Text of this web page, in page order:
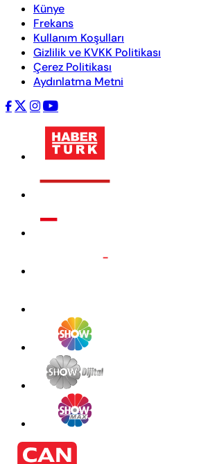
Künye
Frekans
Kullanım Koşulları
Gizlilik ve KVKK Politikası
Çerez Politikası
Aydınlatma Metni